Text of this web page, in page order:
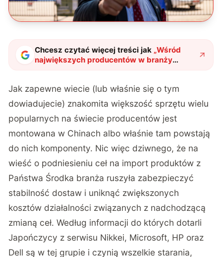
Chcesz czytać więcej treści jak „Wśród
największych producentów w branży
technologicznej zapanowała lekka panika"?
Jak zapewne wiecie (lub właśnie się o tym
dowiadujecie) znakomita większość sprzętu wielu
popularnych na świecie producentów jest
montowana w Chinach albo właśnie tam powstają
do nich komponenty. Nic więc dziwnego, że na
wieść o podniesieniu ceł na import produktów z
Państwa Środka branża ruszyła zabezpieczyć
stabilność dostaw i uniknąć zwiększonych
kosztów działalności związanych z nadchodzącą
zmianą ceł. Według informacji do których dotarli
Japończycy z serwisu Nikkei, Microsoft, HP oraz
Dell są w tej grupie i czynią wszelkie starania,